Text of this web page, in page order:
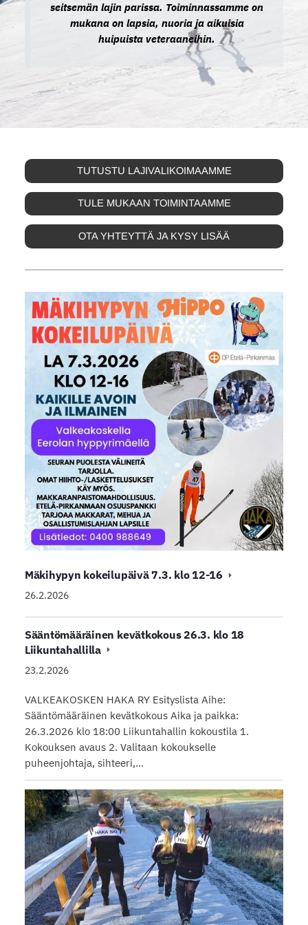
seitsemän lajin parissa. Toiminnassamme on
mukana on lapsia, nuoria ja aikuisia
huipuista veteraaneihin.
TUTUSTU LAJIVALIKOIMAAMME
TULE MUKAAN TOIMINTAAMME
OTA YHTEYTTÄ JA KYSY LISÄÄ
Mäkihypyn kokeilupäivä 7.3. klo 12-16
26.2.2026
Sääntömääräinen kevätkokous 26.3. klo 18
Liikuntahallilla
23.2.2026
VALKEAKOSKEN HAKA RY Esityslista Aihe:
Sääntömääräinen kevätkokous Aika ja paikka:
26.3.2026 klo 18:00 Liikuntahallin kokoustila 1.
Kokouksen avaus 2. Valitaan kokoukselle
puheenjohtaja, sihteeri,…